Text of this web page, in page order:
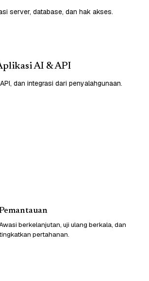
server, database, dan hak akses.
AI & API
dan integrasi dari penyalahgunaan.
berkelanjutan, uji ulang berkala, dan
pertahanan.